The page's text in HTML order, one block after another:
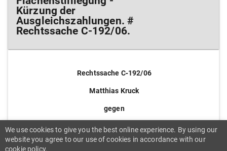
Kürzung der
Ausgleichszahlungen. #
Rechtssache C-192/06.
Rechtssache C‑192/06
Matthias Kruck
gegen
Landkreis Potsdam-Mittelmark
(Vorabentscheidungsersuchen des
We use cookies to give you the best online experience. By using our
website you agree to our use of cookies in accordance with our
cookie policy.